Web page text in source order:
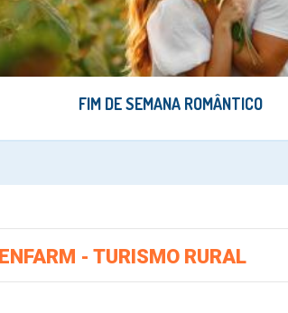
FIM DE SEMANA ROMÂNTICO
- TURISMO RURAL